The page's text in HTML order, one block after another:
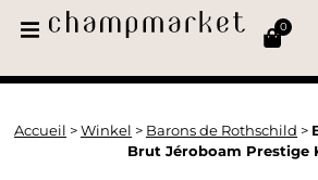
0
Accueil > Winkel > Barons de Rothschild >
Brut Jéroboam Prestige